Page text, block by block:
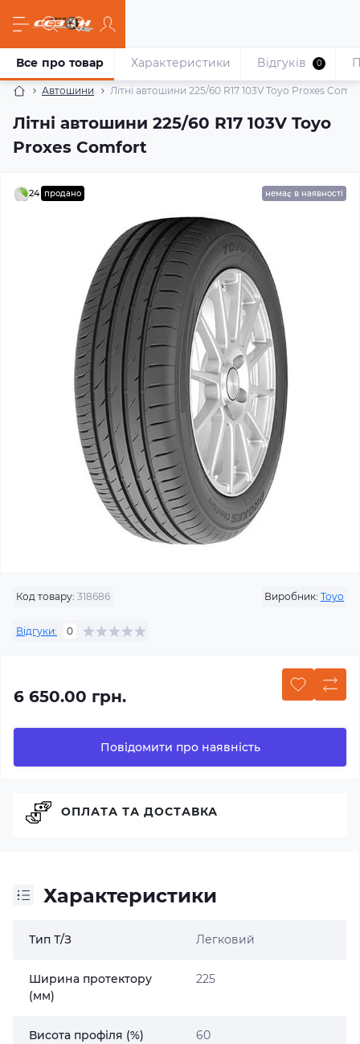
Автошини Літні автошини 225/60 R17 103V Toyo Proxes
Літні автошини 225/60 R17 103V Toyo
Proxes Comfort
Все про товар Характеристики Відгуків 0
24 продано немає в наявності
Код товару: 318686 Виробник: Toyo
Відгуки: 0
6 650.00 грн.
Повідомити про наявність
Характеристики
Тип Т/З Легковий
Ширина протектору
(мм)
225
Висота профіля (%) 60
ОПЛАТА ТА ДОСТАВКА